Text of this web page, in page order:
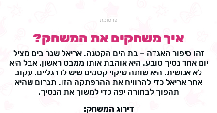
פרסומת
איך משחקים את המשחק?
זהו סיפור האגדה – בת הים הקטנה. אריאל שגר בים מציל
יום אחד נסיך טובע. היא אוהבת אותו ממבט ראשון. אבל היא
לא אנושית. היא שותה שיקוי קסמים שיש לו רגליים. עקוב
אחר אריאל כדי להרוויח את ההרפתקה הזו. תגרום שהיא
תהפוך לבחורה יפה כדי למשוך את הנסיך.
דירוג המשחק: